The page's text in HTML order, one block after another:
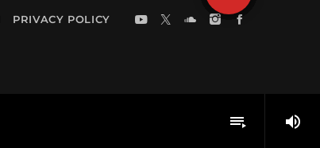
playlist_play volume_up
PRIVACY POLICY